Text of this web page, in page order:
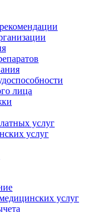
лица
услуг
услуг
услуг